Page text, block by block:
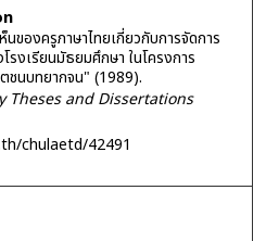
ของครูภาษาไทยเกี่ยวกับการจัดการ
รงเรียนมัธยมศึกษา ในโครงการ
ตชนบทยากจน" (1989).
Theses and Dissertations
chulaetd/42491